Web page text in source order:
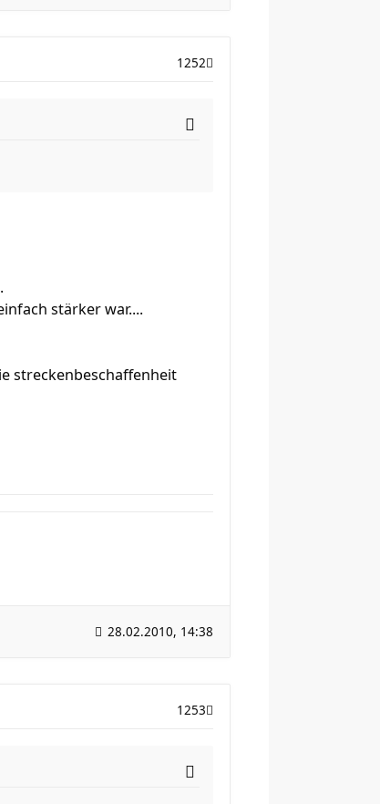
1252
stärker war....
streckenbeschaffenheit
28.02.2010, 14:38
1253